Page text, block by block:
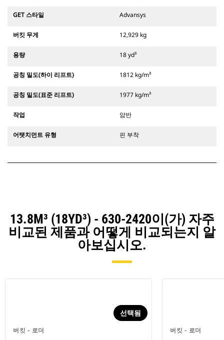
GET 스타일 Advansys
버킷 무게 12,929 kg
용량 18 yd³
공칭 밀도(하이 리프트) 1812 kg/m³
공칭 밀도(표준 리프트) 1977 kg/m³
작업 암반
어탯치먼트 유형 핀 부착
13.8M³ (18YD³) - 630-2420이(가) 자주
비교된 제품과 어떻게 비교되는지 알
아보십시오.
버킷 - 로더
선택됨
버킷 - 로더